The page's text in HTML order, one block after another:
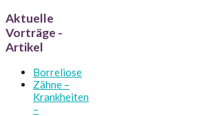
Aktuelle
Vorträge -
Artikel
Borreliose
Zähne –
Krankheiten
–